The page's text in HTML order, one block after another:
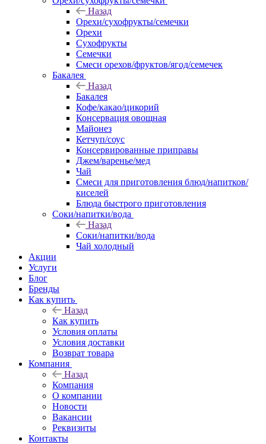
Назад
Орехи/сухофрукты/семечки
Орехи
Сухофрукты
Семечки
Смеси орехов/фруктов/ягод/семечек
Бакалея
Назад
Бакалея
Кофе/какао/цикорий
Консервация овощная
Майонез
Кетчуп/соус
Консервированные приправы
Джем/варенье/мед
Чай
Смеси для приготовления блюд/напитков/
киселей
Блюда быстрого приготовления
Соки/напитки/вода
Назад
Соки/напитки/вода
Чай холодный
Акции
Услуги
Блог
Бренды
Как купить
Назад
Как купить
Условия оплаты
Условия доставки
Возврат товара
Компания
Назад
Компания
О компании
Новости
Вакансии
Реквизиты
Контакты